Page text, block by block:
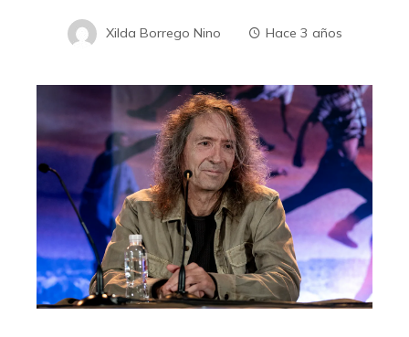
Xilda Borrego Nino Hace 3 años